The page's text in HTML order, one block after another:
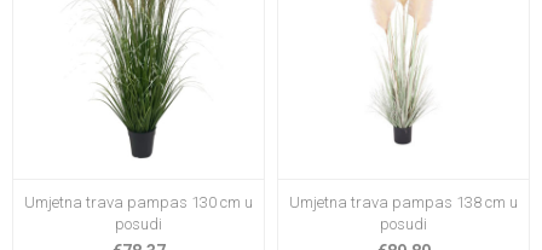
Umjetna trava pampas 130 cm u
posudi
Umjetna trava pampas 138 cm u
posudi